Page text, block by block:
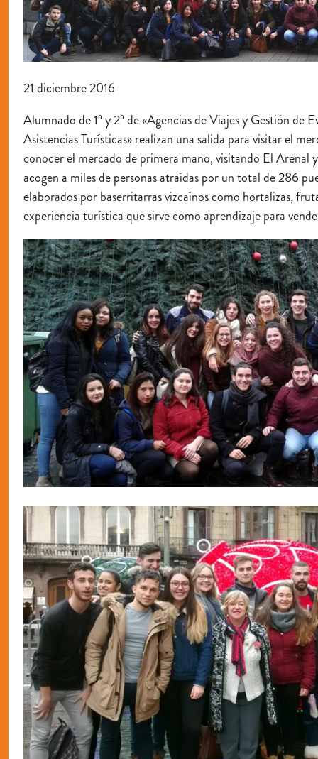
21 diciembre 2016
Alumnado de 1º y 2º de «Agencias de Viajes y Gestión de
Asistencias Turísticas» realizan una salida para visitar el
conocer el mercado de primera mano, visitando El Arenal
acogen a miles de personas atraídas por un total de 286
elaborados por baserritarras vizcaínos como hortalizas,
experiencia turística que sirve como aprendizaje para